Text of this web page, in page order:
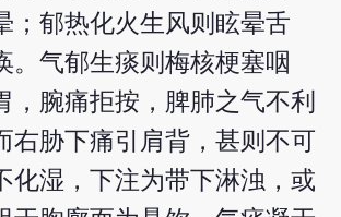
；郁热化火生风则眩晕舌
。气郁生痰则梅核梗塞咽
，腕痛拒按，脾肺之气不利
右胁下痛引肩背，甚则不可
化湿，下注为带下淋浊，或